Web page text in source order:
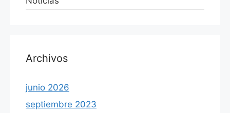
Archivos
junio 2026
septiembre 2023